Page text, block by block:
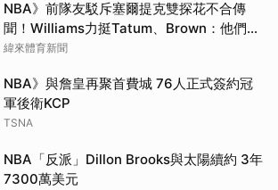
NBA》前隊友駁斥塞爾提克雙探花不合傳
聞！Williams力挺Tatum、Brown：他們根
本不討厭彼此
緯來體育新聞
NBA》與詹皇再聚首費城 76人正式簽約冠
軍後衛KCP
TSNA
NBA「反派」Dillon Brooks與太陽續約 3年
7300萬美元